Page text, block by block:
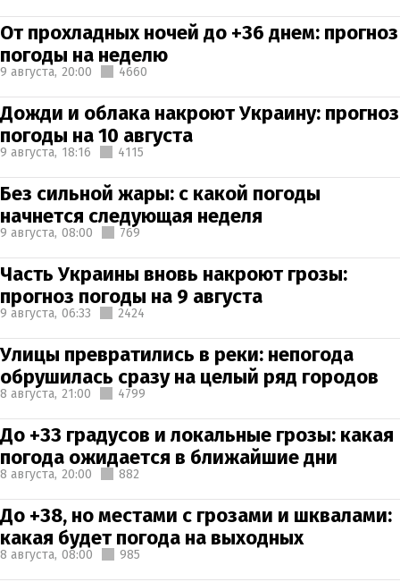
От прохладных ночей до +36 днем: прогноз
погоды на неделю
9 августа, 20:00 4660
Дожди и облака накроют Украину: прогноз
погоды на 10 августа
9 августа, 18:16 4115
Без сильной жары: с какой погоды
начнется следующая неделя
9 августа, 08:00 769
Часть Украины вновь накроют грозы:
прогноз погоды на 9 августа
9 августа, 06:33 2424
Улицы превратились в реки: непогода
обрушилась сразу на целый ряд городов
8 августа, 21:00 4799
До +33 градусов и локальные грозы: какая
погода ожидается в ближайшие дни
8 августа, 20:00 882
До +38, но местами с грозами и шквалами:
какая будет погода на выходных
8 августа, 08:00 985